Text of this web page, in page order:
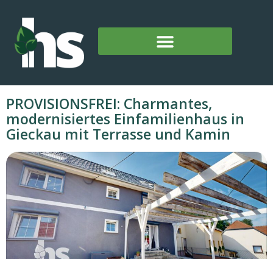
PROVISIONSFREI: Charmantes,
modernisiertes Einfamilienhaus in
Gieckau mit Terrasse und Kamin